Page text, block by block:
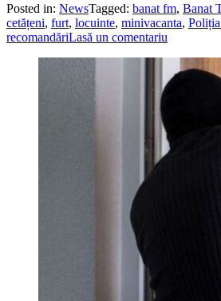
Posted in: NewsTagged: banat fm, Banat
cetățeni, furt, locuinte, minivacanta,
recomandăriLasă un comentariu